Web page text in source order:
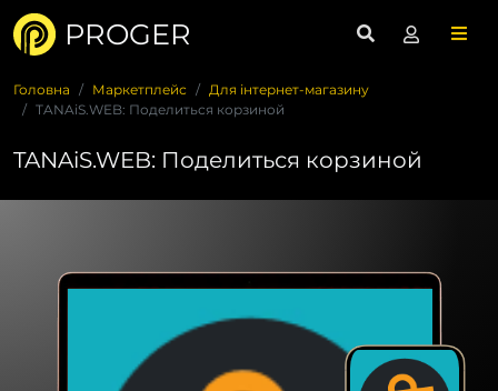
PROGER
Головна Маркетплейс
Для інтернет-магазину
TANAiS.WEB: Поделиться корзиной
TANAiS.WEB: Поделиться корзиной